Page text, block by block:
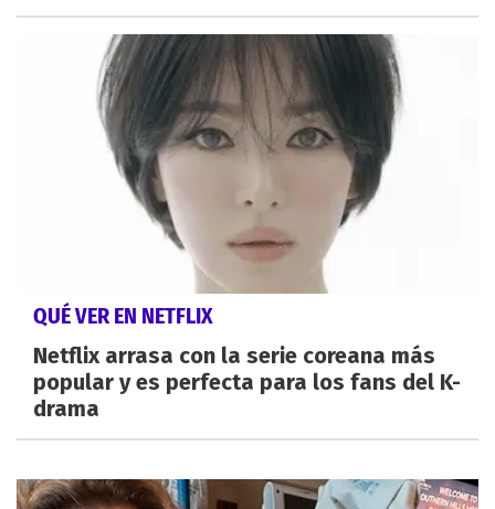
QUÉ VER EN NETFLIX
Netflix arrasa con la serie coreana más
popular y es perfecta para los fans del K-
drama